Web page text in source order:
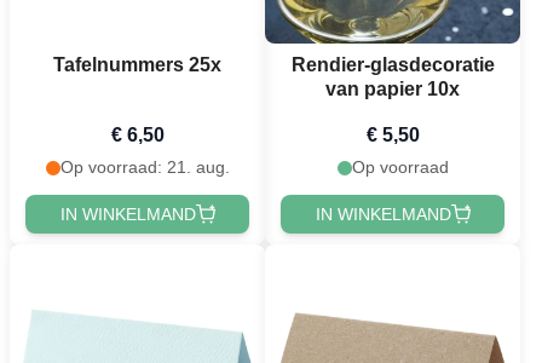
Tafelnummers 25x
€ 6,50
Op voorraad: 21. aug.
IN WINKELMAND
Rendier-glasdecoratie
van papier 10x
€ 5,50
Op voorraad
IN WINKELMAND